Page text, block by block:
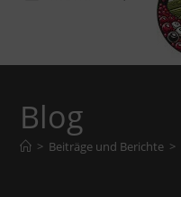
Blog
> Beiträge und Berichte >